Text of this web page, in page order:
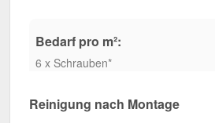
Bedarf pro m²:
6 x Schrauben*
Reinigung nach Montage